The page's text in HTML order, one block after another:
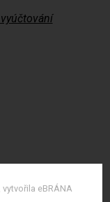
eBRÁNA